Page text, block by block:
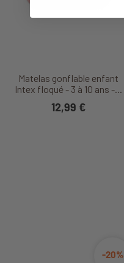
Matelas gonflable enfant
Intex floqué - 3 à 10 ans -...
12,99 €
-20%